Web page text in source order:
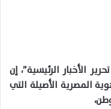
الأخبار الرئيسية”، إن
المصرية الأصيلة التي